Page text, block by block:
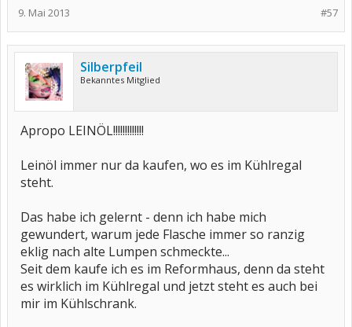
#57
9. Mai 2013
Silberpfeil
Bekanntes Mitglied
Apropo LEINÖL!!!!!!!!!!!!!
Leinöl immer nur da kaufen, wo es im Kühlregal
steht.
Das habe ich gelernt - denn ich habe mich
gewundert, warum jede Flasche immer so ranzig
eklig nach alte Lumpen schmeckte...
Seit dem kaufe ich es im Reformhaus, denn da steht
es wirklich im Kühlregal und jetzt steht es auch bei
mir im Kühlschrank.